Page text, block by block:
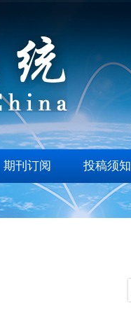
期刊订阅 投稿须知